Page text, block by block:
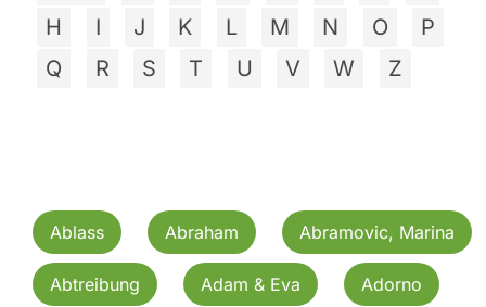
H
I J K L M N O
P
Q
R S T U V W Z
Ablass Abraham Abramovic, Marina
Abtreibung Adam & Eva Adorno